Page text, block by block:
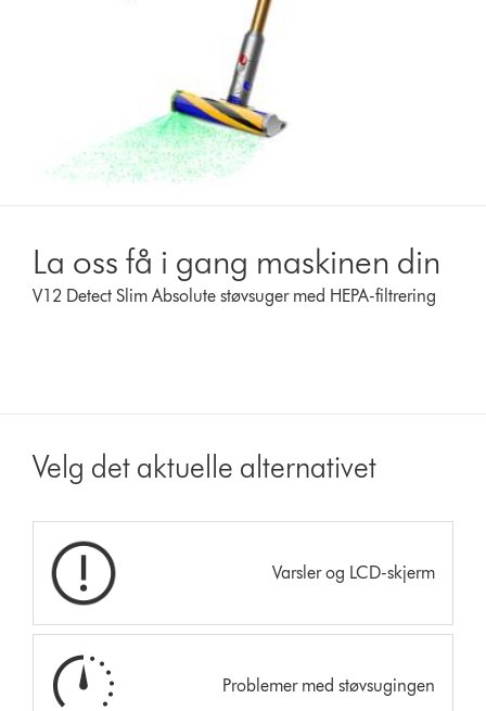
La oss få i gang maskinen din
V12 Detect Slim Absolute støvsuger med HEPA-filtrering
Velg det aktuelle alternativet
Varsler og LCD-skjerm
Problemer med støvsugingen